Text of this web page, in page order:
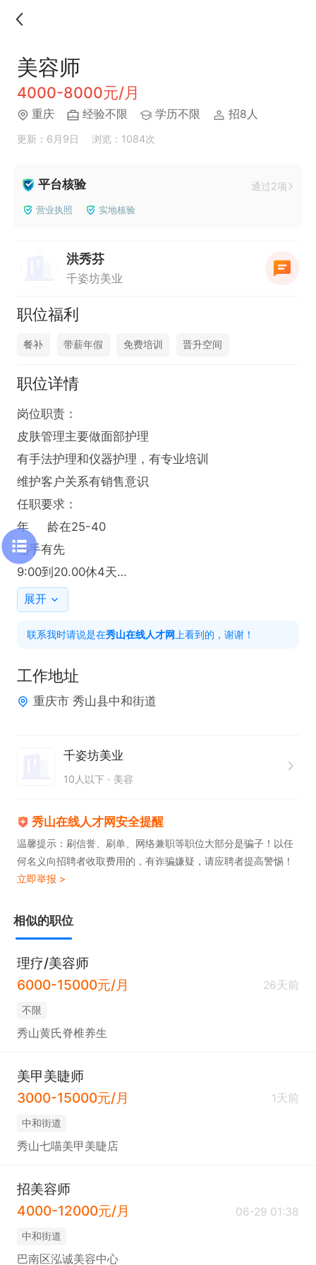
美容师
4000-8000元/月
重庆 经验不限 学历不限 招8人
更新：6月9日 浏览：1084次
平台核验 通过2项
营业执照 实地核验
洪秀芬
千姿坊美业
职位福利
餐补 带薪年假 免费培训 晋升空间
职位详情
岗位职责：
皮肤管理主要做面部护理
有手法护理和仪器护理，有专业培训
维护客户关系有销售意识
任职要求：
年     龄在25-40
熟手有先
9:00到20.00休4天
有意可以电话联系
展开
联系我时请说是在秀山在线人才网 上看到的，谢谢！
工作地址
重庆市 秀山县中和街道
千姿坊美业
10人以下 美容
秀山在线人才网安全提醒
温馨提示：刷信誉、刷单、网络兼职等职位大部分是骗子！以任
何名义向招聘者收取费用的，有诈骗嫌疑，请应聘者提高警惕！
立即举报 >
相似的职位
理疗/美容师
6000-15000元/月
26天前
不限
秀山黄氏脊椎养生
美甲美睫师
3000-15000元/月
1天前
中和街道
秀山七喵美甲美睫店
招美容师
4000-12000元/月
06-29 01:38
中和街道
巴南区泓诚美容中心